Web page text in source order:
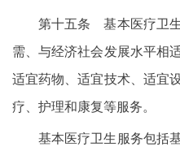
第十五条 基本医疗卫
需、与经济社会发展水平相
适宜药物、适宜技术、适宜
疗、护理和康复等服务。
基本医疗卫生服务包括